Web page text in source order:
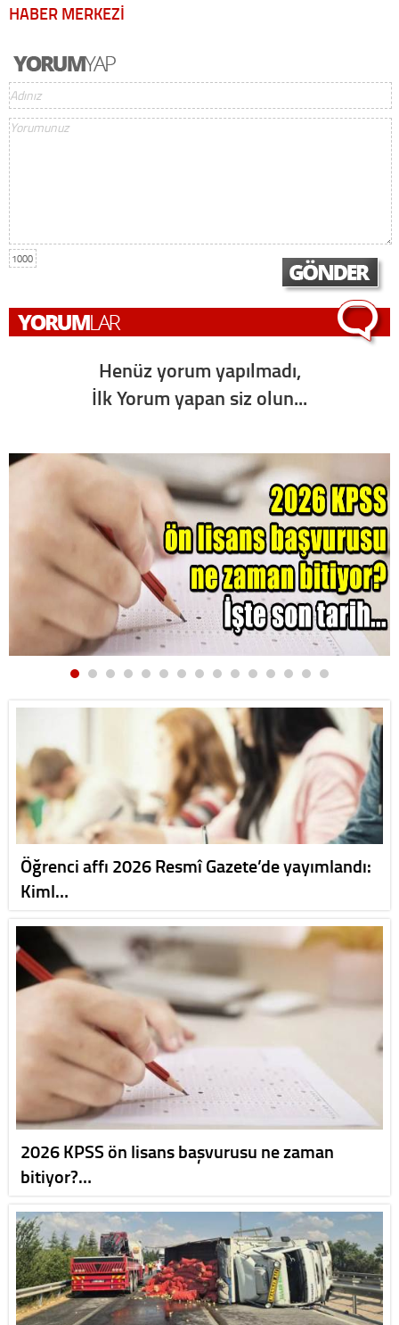
HABER MERKEZİ
1000
Henüz yorum yapılmadı,
İlk Yorum yapan siz olun...
Öğrenci affı 2026 Resmî Gazete’de yayımlandı:
Kiml…
2026 KPSS ön lisans başvurusu ne zaman
bitiyor?…